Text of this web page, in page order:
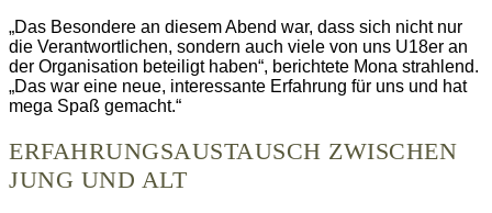
„Das Besondere an diesem Abend war, dass sich nicht nur
die Verantwortlichen, sondern auch viele von uns U18er an
der Organisation beteiligt haben“, berichtete Mona strahlend.
„Das war eine neue, interessante Erfahrung für uns und hat
mega Spaß gemacht.“
ERFAHRUNGSAUSTAUSCH ZWISCHEN
JUNG UND ALT